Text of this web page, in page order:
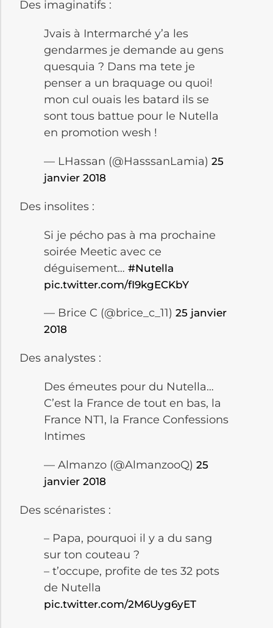
Des imaginatifs :
Jvais à Intermarché y’a les
gendarmes je demande au gens
quesquia ? Dans ma tete je
penser a un braquage ou quoi!
mon cul ouais les batard ils se
sont tous battue pour le Nutella
en promotion wesh !
— LHassan (@HasssanLamia) 25
janvier 2018
Des insolites :
Si je pécho pas à ma prochaine
soirée Meetic avec ce
déguisement… #Nutella
pic.twitter.com/fI9kgECKbY
— Brice C (@brice_c_11) 25 janvier
2018
Des analystes :
Des émeutes pour du Nutella…
C’est la France de tout en bas, la
France NT1, la France Confessions
Intimes
— Almanzo (@AlmanzooQ) 25
janvier 2018
Des scénaristes :
– Papa, pourquoi il y a du sang
sur ton couteau ?
– t’occupe, profite de tes 32 pots
de Nutella
pic.twitter.com/2M6Uyg6yET